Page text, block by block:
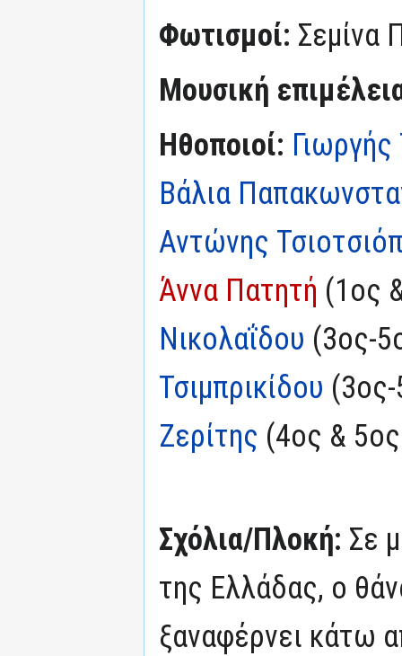
Φωτισμοί: Σεμίνα
Μουσική
Ηθοποιοί:
Βάλια
Αντώνης
Άννα Πατητή (1ος
Νικολαΐδου (3ος-
Τσιμπρικίδου
Ζερίτης (4ος &
Σχόλια/Πλοκή: Σε
της Ελλάδας, ο
ξαναφέρνει κάτω